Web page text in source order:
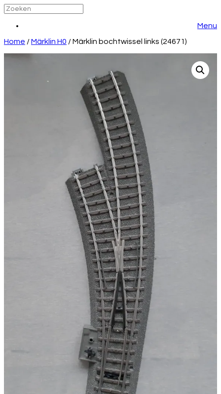
Menu
Home /Märklin H0 / Märklin bochtwissel links (24671)